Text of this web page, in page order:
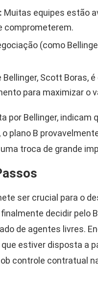
Muitas equipes estão
comprometerem.
(como
Bellinger, Scott Boras,
para maximizar o
por Bellinger, indicam
plano B
troca de grande
ser crucial para o
finalmente decidir pelo
de agentes livres.
estiver disposta a
controle contratual